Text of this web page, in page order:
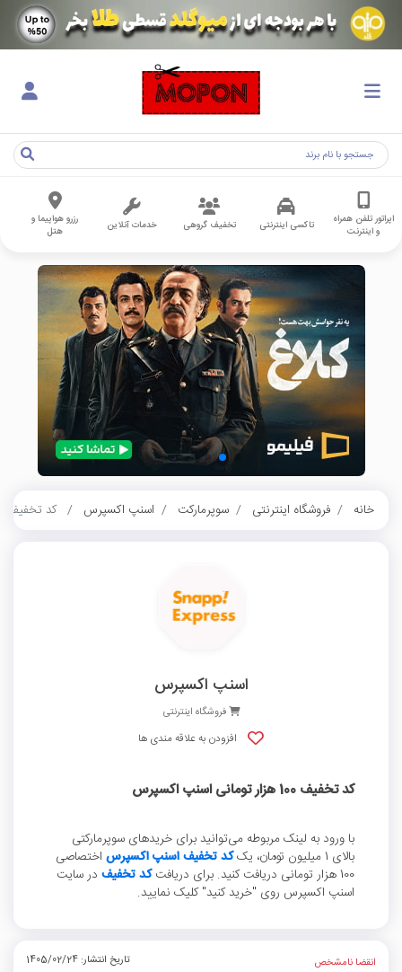
اپراتور تلفن همراه
و اینترنت
تاکسی اینترنتی تخفیف گروهی خدمات آنلاین
رزرو هواپیما و
هتل
خانه فروشگاه اینترنتی سوپرمارکت اسنپ اکسپرس کد تخفیف 100 هزار تومانی اسنپ اکسپرس
اسنپ اکسپرس
فروشگاه اینترنتی
افزودن به علاقه مندی ها
کد تخفیف 100 هزار تومانی اسنپ اکسپرس
با ورود به لینک مربوطه می‌توانید برای خریدهای سوپرمارکتی
بالای 1 میلیون تومان، یک
کد تخفیف اسنپ اکسپرساختصاصی
100 هزار تومانی دریافت کنید. برای دریافت
کد تخفیفدر سایت
اسنپ اکسپرس روی "خرید کنید" کلیک نمایید.
انقضا نامشخص تاریخ انتشار: 1405/02/24